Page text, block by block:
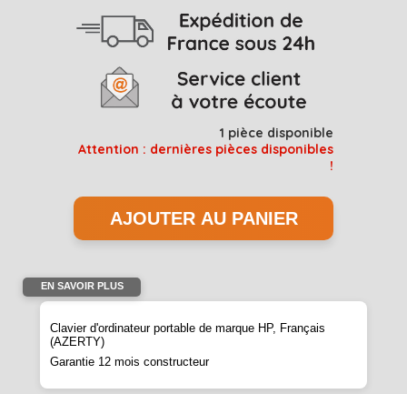
1 pièce disponible
Attention : dernières pièces disponibles
!
EN SAVOIR PLUS
Clavier d'ordinateur portable de marque HP, Français
(AZERTY)
Garantie 12 mois constructeur